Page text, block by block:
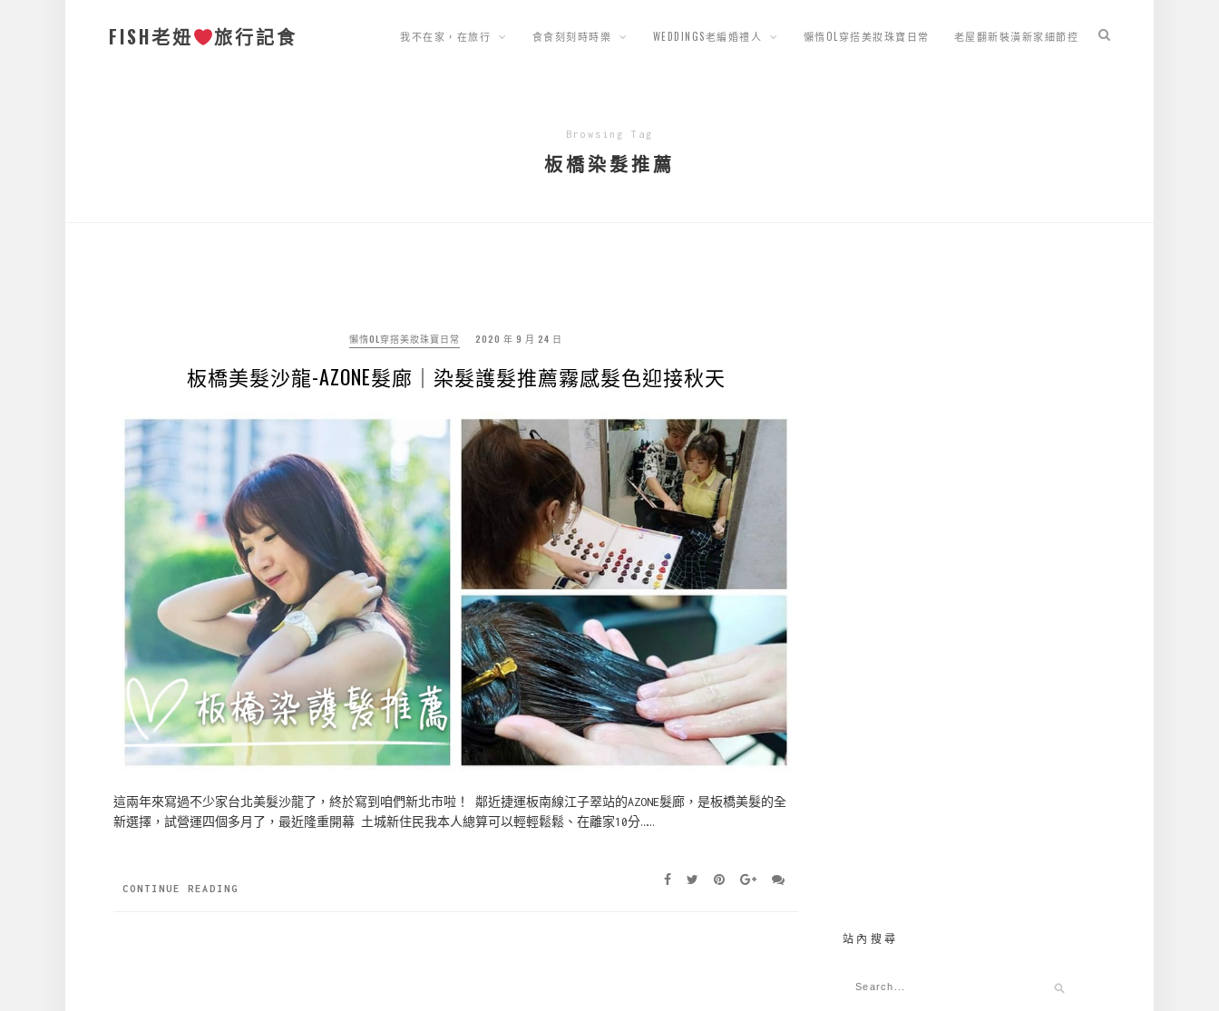
FISH老妞 旅行記食 我不在家，在旅行 食食刻刻時時樂 WEDDINGS老編婚禮人 懶惰OL穿搭美妝珠寶日常 老屋翻新裝潢新家細節控
Browsing Tag
板橋染髮推薦
懶惰OL穿搭美妝珠寶日常 2020 年 9 月 24 日
板橋美髮沙龍-AZONE髮廊｜染髮護髮推薦霧感髮色迎接秋天
這兩年來寫過不少家台北美髮沙龍了，終於寫到咱們新北市啦！ 鄰近捷運板南線江子翠站的AZONE髮廊，是板橋美髮的全
新選擇，試營運四個多月了，最近隆重開幕 土城新住民我本人總算可以輕輕鬆鬆、在離家10分……
CONTINUE READING
站內搜尋